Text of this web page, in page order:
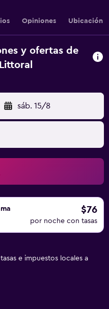
Opiniones Ubicación
y ofertas de
sáb. 15/8
$76
por noche con tasas
e impuestos locales a